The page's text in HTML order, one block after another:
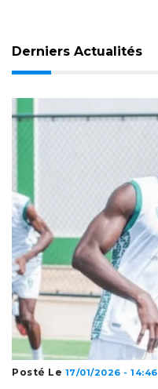
Derniers Actualités
Posté Le 17/01/2026 - 14:46